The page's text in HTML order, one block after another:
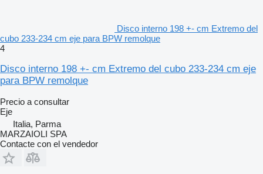
Disco interno 198 +- cm Extremo del
cubo 233-234 cm eje para BPW remolque
4
Disco interno 198 +- cm Extremo del cubo 233-234 cm eje
para BPW remolque
Precio a consultar
Eje
Italia, Parma
MARZAIOLI SPA
Contacte con el vendedor